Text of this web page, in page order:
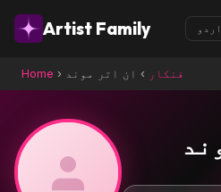
Artist Family
Home › فنکار › ان اتر موند